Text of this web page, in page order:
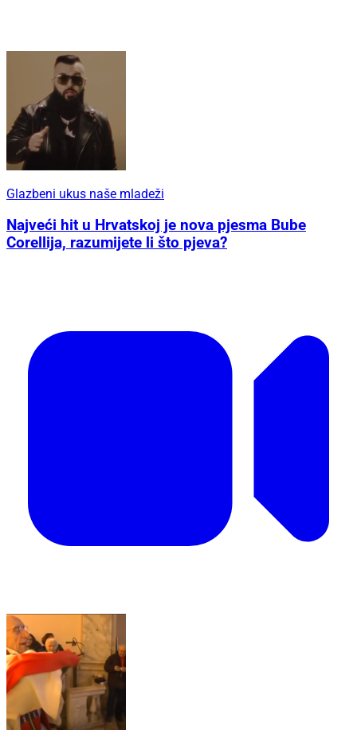
Glazbeni ukus naše mladeži
Najveći hit u Hrvatskoj je nova pjesma Bube
Corellija, razumijete li što pjeva?